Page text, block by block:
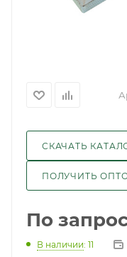
СКАЧАТЬ
ПОЛУЧИТЬ
По
В наличии: 11